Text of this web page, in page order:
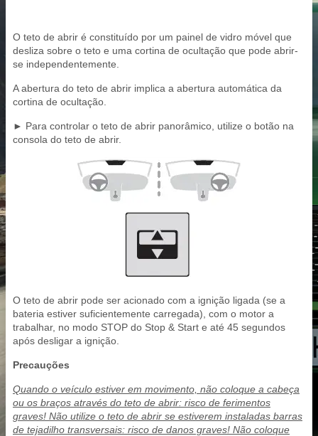
O teto de abrir é constituído por um painel de vidro móvel que
desliza sobre o teto e uma cortina de ocultação que pode abrir-
se independentemente.
A abertura do teto de abrir implica a abertura automática da
cortina de ocultação.
► Para controlar o teto de abrir panorâmico, utilize o botão na
consola do teto de abrir.
O teto de abrir pode ser acionado com a ignição ligada (se a
bateria estiver suficientemente carregada), com o motor a
trabalhar, no modo STOP do Stop & Start e até 45 segundos
após desligar a ignição.
Precauções
Quando o veículo estiver em movimento, não coloque a cabeça
ou os braços através do teto de abrir: risco de ferimentos
graves! Não utilize o teto de abrir se estiverem instaladas barras
de tejadilho transversais: risco de danos graves! Não coloque